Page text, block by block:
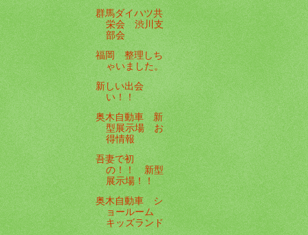
群馬ダイハツ共
栄会 渋川支
部会
福岡 整理しち
ゃいました。
新しい出会
い！！
奥木自動車 新
型展示場 お
得情報
吾妻で初
の！！ 新型
展示場！！
奥木自動車 シ
ョールーム
キッズランド